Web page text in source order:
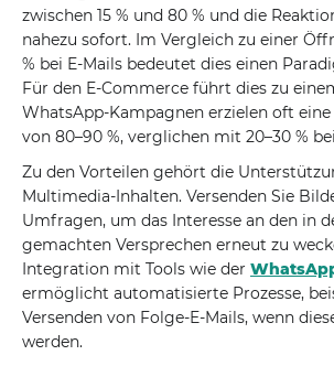
zwischen 15 % und 80 % und die
nahezu sofort. Im Vergleich zu einer
% bei E-Mails bedeutet dies einen
Für den E-Commerce führt dies zu
WhatsApp-Kampagnen erzielen oft
von 80–90 %, verglichen mit 20–30 %
Zu den Vorteilen gehört die
Multimedia-Inhalten. Versenden Sie
Umfragen, um das Interesse an den in
gemachten Versprechen erneut zu
Integration mit Tools wie der
ermöglicht automatisierte Prozesse,
Versenden von Folge-E-Mails, wenn
werden.